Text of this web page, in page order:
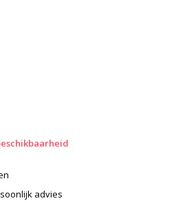
advies